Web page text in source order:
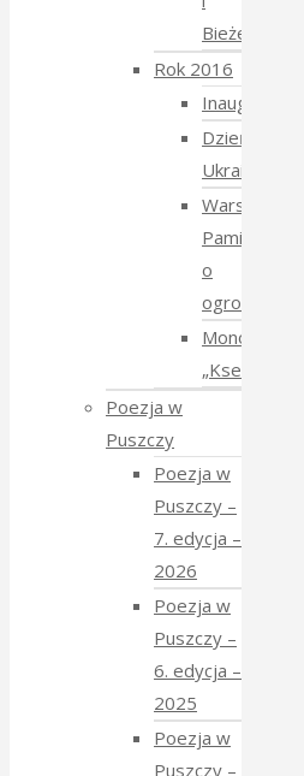
Bieżeństwo
Rok 2016
Inauguracja
Dzień
Ukraiński
Warsztaty:
Pamiętajmy
o
ogrodach
Monodram
„Ksenia”
Poezja w
Puszczy
Poezja w
Puszczy –
7. edycja –
2026
Poezja w
Puszczy –
6. edycja –
2025
Poezja w
Puszczy –